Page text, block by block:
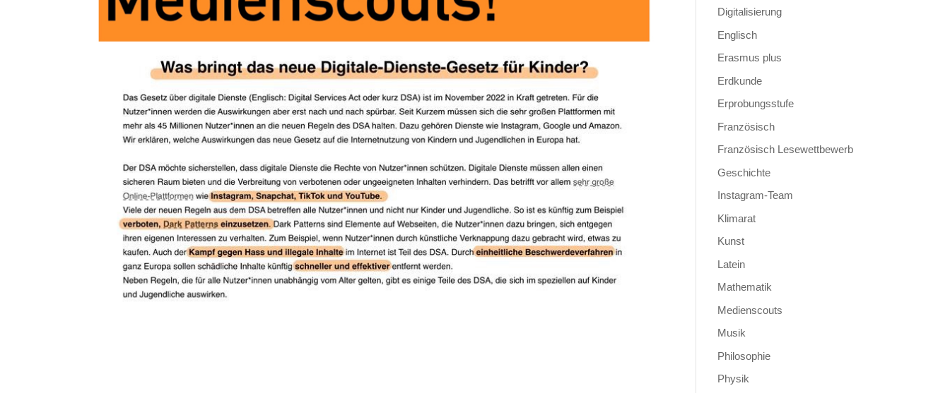
Digitalisierung
Englisch
Erasmus plus
Erdkunde
Erprobungsstufe
Französisch
Französisch Lesewettbewerb
Geschichte
Instagram-Team
Klimarat
Kunst
Latein
Mathematik
Medienscouts
Musik
Philosophie
Physik